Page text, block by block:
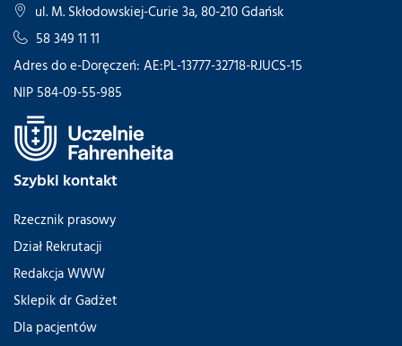
ul. M. Skłodowskiej-Curie 3a, 80-210 Gdańsk
58 349 11 11
Adres do e-Doręczeń: AE:PL-13777-32718-RJUCS-15
NIP 584-09-55-985
Szybki kontakt
Rzecznik prasowy
Dział Rekrutacji
Redakcja WWW
Sklepik dr Gadżet
Dla pacjentów